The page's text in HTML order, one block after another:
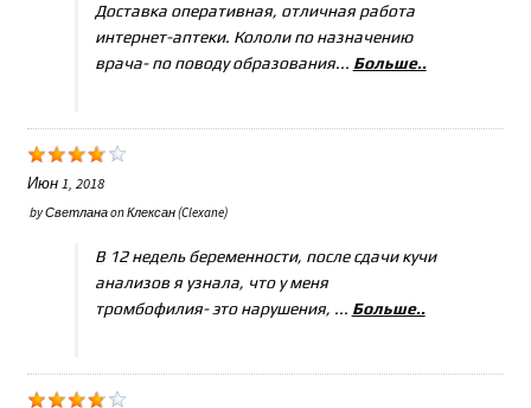
Доставка оперативная, отличная работа
интернет-аптеки. Кололи по назначению
врача- по поводу образования... Больше..
Июн 1, 2018
byСветланаonКлексан (Clexane)
В 12 недель беременности, после сдачи кучи
анализов я узнала, что у меня
тромбофилия- это нарушения, ... Больше..